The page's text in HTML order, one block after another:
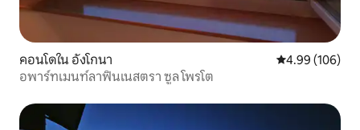
คอนโดใน อังโกนา คะแนนเฉลี่ย
4.99 (106)
อพาร์ทเมนท์ลาฟินเนสตรา ซูล โพรโต